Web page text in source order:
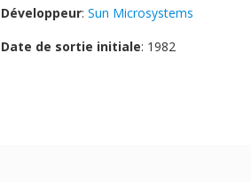
Développeur: Sun Microsystems
Date de sortie initiale: 1982